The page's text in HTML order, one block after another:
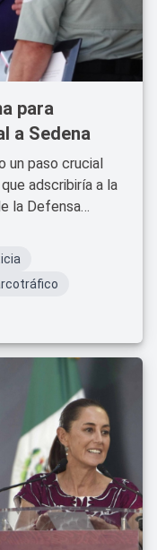
para
a Sedena
un paso crucial
adscribiría a la
la Defensa